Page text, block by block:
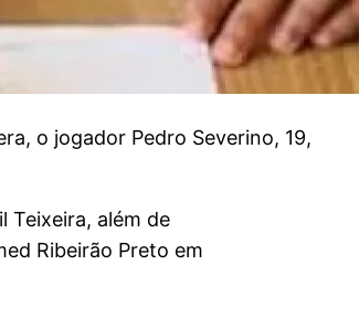
o jogador Pedro Severino, 19,
Teixeira, além de
Ribeirão Preto em